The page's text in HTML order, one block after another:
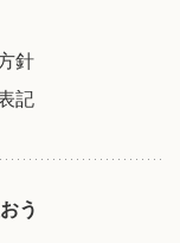
針
記
う